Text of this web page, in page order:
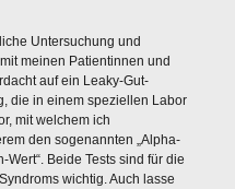
Untersuchung und
meinen Patientinnen und
auf ein Leaky-Gut-
die in einem speziellen Labor
mit welchem ich
den sogenannten „Alpha-
Wert“. Beide Tests sind für die
wichtig. Auch lasse